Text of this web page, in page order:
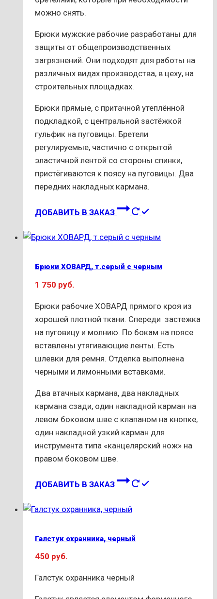
можно снять.
Брюки мужские рабочие разработаны для
защиты от общепроизводственных
загрязнений. Они подходят для работы на
различных видах производства, в цеху, на
строительных площадках.
Брюки прямые, с притачной утеплённой
подкладкой, с центральной застёжкой
гульфик на пуговицы. Бретели
регулируемые, частично с открытой
эластичной лентой со стороны спинки,
пристёгиваются к поясу на пуговицы. Два
передних накладных кармана.
ДОБАВИТЬ В ЗАКАЗ
Этот
имеет
Опции
на
странице
товара.
Брюки ХОВАРД, т.серый с черным
1 750 руб.
Брюки рабочие ХОВАРД прямого кроя из
хорошей плотной ткани. Спереди застежка
на пуговицу и молнию. По бокам на поясе
вставлены утягивающие ленты. Есть
шлевки для ремня. Отделка выполнена
черными и лимонными вставками.
Два втачных кармана, два накладных
кармана сзади, один накладной карман на
левом боковом шве с клапаном на кнопке,
один накладной узкий карман для
инструмента типа «канцелярский нож» на
правом боковом шве.
ДОБАВИТЬ В ЗАКАЗ
Этот
Галстук охранника, черный
450 руб.
Галстук охранника черный